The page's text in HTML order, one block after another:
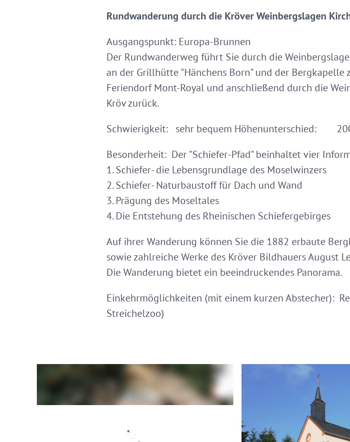
Rundwanderung durch die Kröver Weinbergslagen
Ausgangspunkt: Europa-Brunnen
Der Rundwanderweg führt Sie durch die
an der Grillhütte "Hänchens Born" und der Bergkapelle
Feriendorf Mont-Royal und anschließend durch die
Kröv zurück.
Schwierigkeit: sehr bequem Höhenunterschied:
Besonderheit: Der "Schiefer-Pfad" beinhaltet vier
1. Schiefer- die Lebensgrundlage des Moselwinzers
2. Schiefer- Naturbaustoff für Dach und Wand
3. Prägung des Moseltales
4. Die Entstehung des Rheinischen Schiefergebirges
Auf ihrer Wanderung können Sie die 1882 erbaute
sowie zahlreiche Werke des Kröver Bildhauers
Die Wanderung bietet ein beeindruckendes Panorama.
Einkehrmöglichkeiten (mit einem kurzen Abstecher):
Streichelzoo)